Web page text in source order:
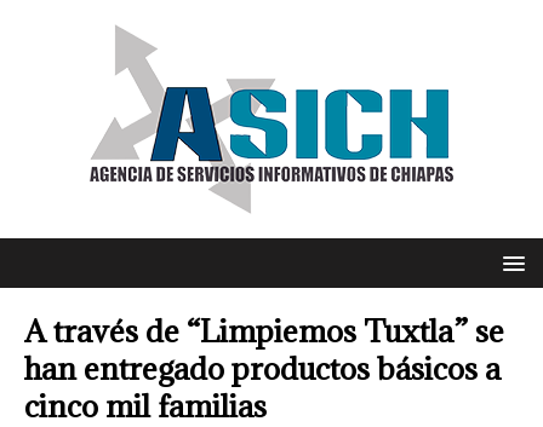
A través de “Limpiemos Tuxtla” se
han entregado productos básicos a
cinco mil familias